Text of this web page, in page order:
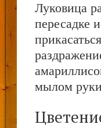
Луковица
пересадке
мылом